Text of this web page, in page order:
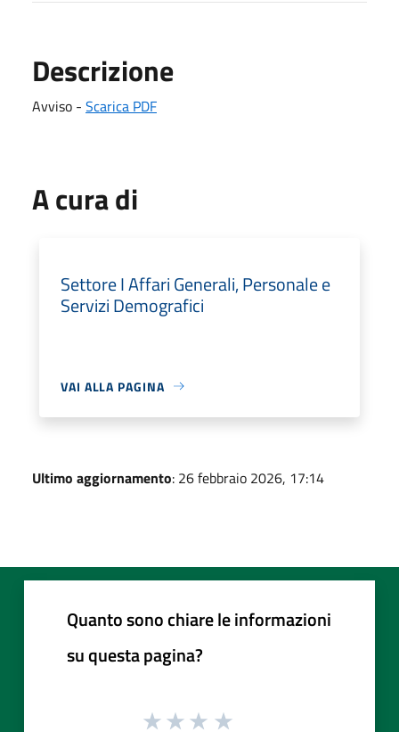
Descrizione
Avviso - Scarica PDF
A cura di
Settore I Affari Generali, Personale e
Servizi Demografici
VAI ALLA PAGINA
Ultimo aggiornamento: 26 febbraio 2026, 17:14
Quanto sono chiare le informazioni
su questa pagina?